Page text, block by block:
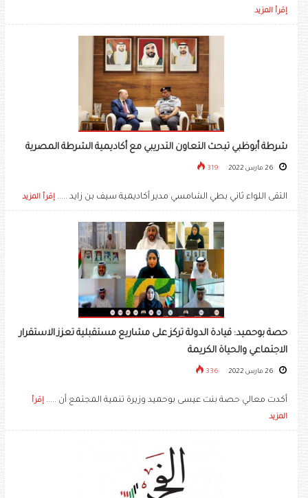
إقرأ المزيد
شرطة أبوظبي تبحث التعاون التدريبي مع أكاديمية الشرطة المصرية
319
التقى اللواء ثاني بطي الشامسي مدير أكاديمية سيف بن زايد ..... إقرأ المزيد
حصة بوحميد: قيادة الدولة تركز على مشاريع مستقبلية تعزز الاستقرار
الاجتماعي والحياة الكريمة
336
أكدت معالي حصة بنت عيسى بوحميد وزيرة تنمية المجتمع أن ..... إقرأ
المزيد